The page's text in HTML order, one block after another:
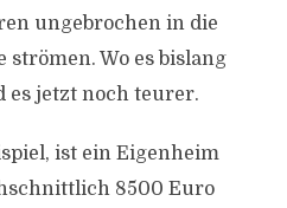
ungebrochen in die
strömen. Wo es bislang
es jetzt noch teurer.
ist ein Eigenheim
8500 Euro